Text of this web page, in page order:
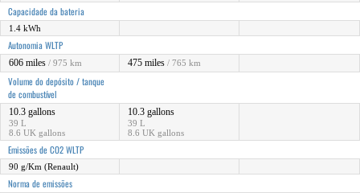
Capacidade da bateria
1.4 kWh
Autonomia WLTP
606 miles / 975 km 475 miles / 765 km
Volume do depósito / tanque
de combustível
10.3 gallons
39 L
8.6 UK gallons
10.3 gallons
39 L
8.6 UK gallons
Emissões de CO2 WLTP
90 g/Km (Renault)
Norma de emissões